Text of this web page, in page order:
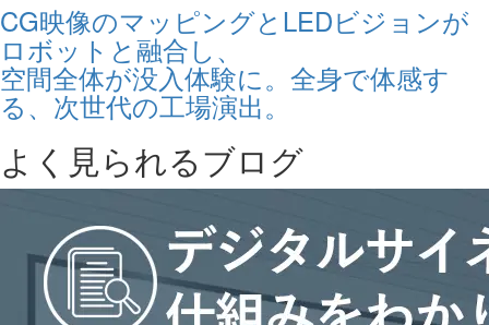
CG映像のマッピングとLEDビジョンが
ロボットと融合し、
空間全体が没入体験に。全身で体感す
る、次世代の工場演出。
よく見られるブログ